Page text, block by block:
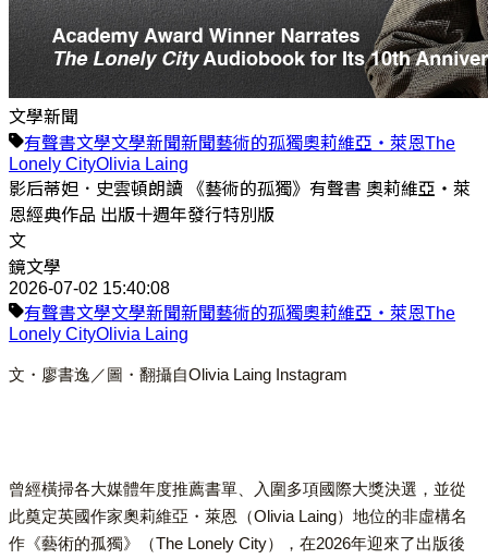
文學新聞
有聲書文學文學新聞新聞藝術的孤獨奧莉維亞・萊恩The
Lonely CityOlivia Laing
影后蒂妲．史雲頓朗讀 《藝術的孤獨》有聲書 奧莉維亞・萊
恩經典作品 出版十週年發行特別版
文
鏡文學
2026-07-02 15:40:08
有聲書文學文學新聞新聞藝術的孤獨奧莉維亞・萊恩The
Lonely CityOlivia Laing
文・廖書逸／圖・翻攝自Olivia Laing Instagram
曾經橫掃各大媒體年度推薦書單、入圍多項國際大獎決選，並從
此奠定英國作家奧莉維亞・萊恩（Olivia Laing）地位的非虛構名
作《藝術的孤獨》（The Lonely City），在2026年迎來了出版後